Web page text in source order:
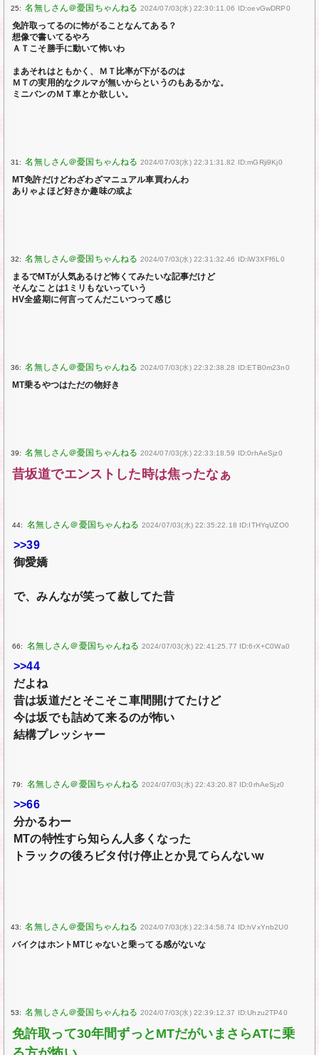
25: 2024/07/03(水) 22:30:11.06 ID:oevGwDRP0
免許取ってるのに怖がることなんてある？
想像で書いてるやろ
ＡＴこそ勝手に動いて怖いわ
まあそれはともかく、ＭＴ比率が下がるのは
ＭＴの実用的なクルマが無いからというのもあるかな。
ミニバンのＭＴ車とか欲しい。
31: 2024/07/03(水) 22:31:31.82 ID:mGRji9Kj0
MT免許だけどわざわざマニュアル車買わんわ
ありゃよほど好きか趣味の或よ
32: 2024/07/03(水) 22:31:32.46 ID:iW3XFf6L0
まるでMTが人気あるけど怖くてみたいな記事だけど
そんなことは1ミリもないっていう
HV全盛期に何言ってんだこいつって感じ
36: 2024/07/03(水) 22:32:38.28 ID:ETB0m23n0
MT乗るやつはただの物好き
39: 2024/07/03(水) 22:33:18.59 ID:0rhAeSjz0
昔坂道でエンストした時は焦ったなぁ
44: 2024/07/03(水) 22:35:22.18 ID:ITHYqUZO0
>>39
御愛嬌
で、みんなが笑って赦してた昔
66: 2024/07/03(水) 22:41:25.77 ID:6rX+C0Wa0
>>44
だよね
昔は坂道だとそこそこ車間開けてたけど
今は坂でも詰めて来るのが怖い
結構プレッシャー
79: 2024/07/03(水) 22:43:20.87 ID:0rhAeSjz0
>>66
分かるわー
MTの特性すら知らん人多くなった
トラックの後ろビタ付け停止とか見てらんないw
43: 2024/07/03(水) 22:34:58.74 ID:hVxYnb2U0
バイクはホントMTじゃないと乗ってる感がないな
53: 2024/07/03(水) 22:39:12.37 ID:Uhzu2TP40
免許取って30年間ずっとMTだがいまさらATに乗